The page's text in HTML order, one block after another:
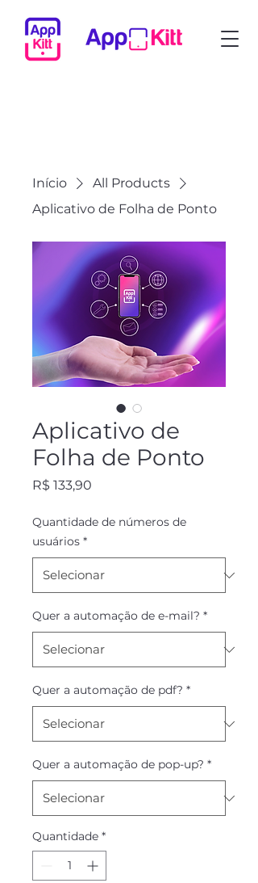
Início
All Products
Aplicativo de Folha de Ponto
Aplicativo de
Folha de Ponto
R$ 133,90
Quantidade de números de
usuários *
Quer a automação de e-mail? *
Quer a automação de pdf? *
Quer a automação de pop-up? *
Quantidade *